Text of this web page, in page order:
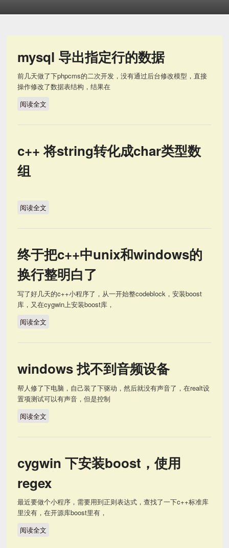
mysql 导出指定行的数据
前几天做了下phpcms的二次开发，没有通过后台修改模型，直接
操作修改了数据表结构，结果在
阅读全文
c++ 将string转化成char类型数
组
阅读全文
终于把c++中unix和windows的
换行整明白了
写了好几天的c++小程序了，从一开始整codeblock，安装boost
库，又在cygwin上安装boost库，
阅读全文
windows 找不到音频设备
帮人修了下电脑，自己装了下驱动，然后就没有声音了，在realt设
置项测试可以有声音，但是控制
阅读全文
cygwin 下安装boost，使用
regex
最近要做个小程序，需要用到正则表达式，查找了一下c++标准库
里没有，在开源库boost里有，
阅读全文